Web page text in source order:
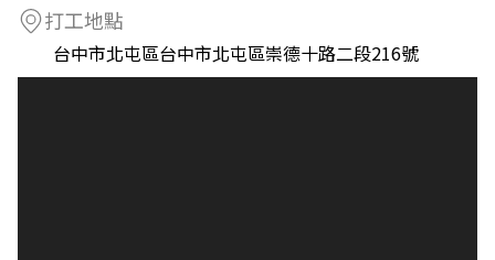
打工地點
台中市北屯區台中市北屯區崇德十路二段216號